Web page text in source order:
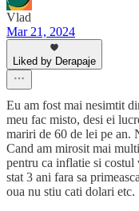
Vlad
Mar 21, 2024
Liked by Derapaje
Eu am fost mai nesimtit
meu fac misto, desi ei
mariri de 60 de lei pe an.
Cand am mirosit mai
pentru ca inflatie si costul
stat 3 ani fara sa
oua nu stiu cati dolari etc.